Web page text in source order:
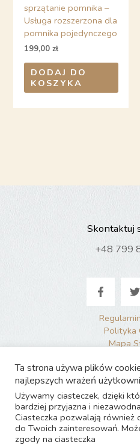
sprzątanie pomnika –
Usługa rozszerzona dla
pomnika pojedynczego
199,00 zł
DODAJ DO
KOSZYKA
Skontaktuj
+48 799
Polityka
Mapa
Profesjonalne
Copyright © 2026
Ta strona używa plików
najlepszych wrażeń
Używamy ciasteczek, dzięki
bardziej przyjazna i
Ciasteczka pozwalają również
do Twoich zainteresowań.
zgody na ciasteczka